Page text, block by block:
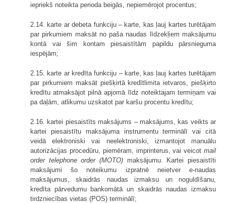
iepriekš noteikta perioda beigās, nepiemērojot procentus;
2.14. karte ar debeta funkciju – karte, kas ļauj kartes turētājam
par pirkumiem maksāt no paša naudas līdzekļiem maksājumu
kontā vai šim kontam piesaistītām papildu pārsnieguma
iespējām;
2.15. karte ar kredīta funkciju – karte, kas ļauj kartes turētājam
par pirkumiem maksāt piešķirtā kredītlimita ietvaros, piešķirto
kredītu atmaksājot pilnā apjomā līdz noteiktajam termiņam vai
pa daļām, atlikumu uzskatot par karšu procentu kredītu;
2.16. kartei piesaistīts maksājums – maksājums, kas veikts ar
kartei piesaistītu maksājuma instrumentu terminālī vai citā
veidā elektroniski vai neelektroniski, izmantojot manuālu
autorizācijas procedūru, piemēram, imprinterus, vai veicot mail
order telephone order (MOTO) maksājumu. Kartei piesaistīti
maksājumi šo noteikumu izpratnē neietver e-naudas
maksājumus, skaidrās naudas izmaksu un noguldīšanu,
kredīta pārvedumu bankomātā un skaidrās naudas izmaksu
tirdzniecības vietas (POS) terminālī;